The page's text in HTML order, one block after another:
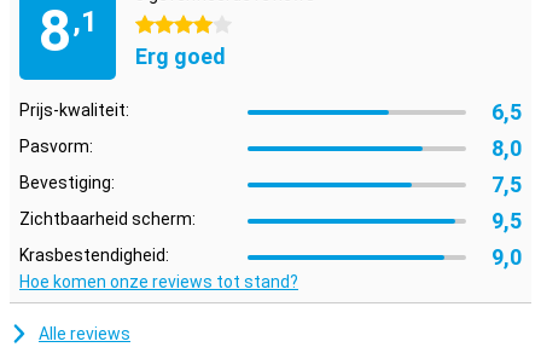
optie. De beschermlaag zit niet in de weg en biedt bescherming
tegen vuil, stof en scherpe voorwerpen. Zo voorkom je krassen in
het scherm.
8,1
4 sterren
Erg goed
Prijs-kwaliteit: 6,5
Pasvorm: 8,0
Bevestiging: 7,5
Zichtbaarheid scherm: 9,5
Krasbestendigheid: 9,0
Hoe komen onze reviews tot stand?
Alle reviews